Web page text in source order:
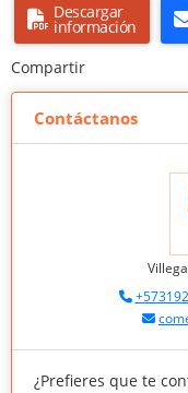
Descargar
información
Compartir
Contáctanos
¿Prefieres que te